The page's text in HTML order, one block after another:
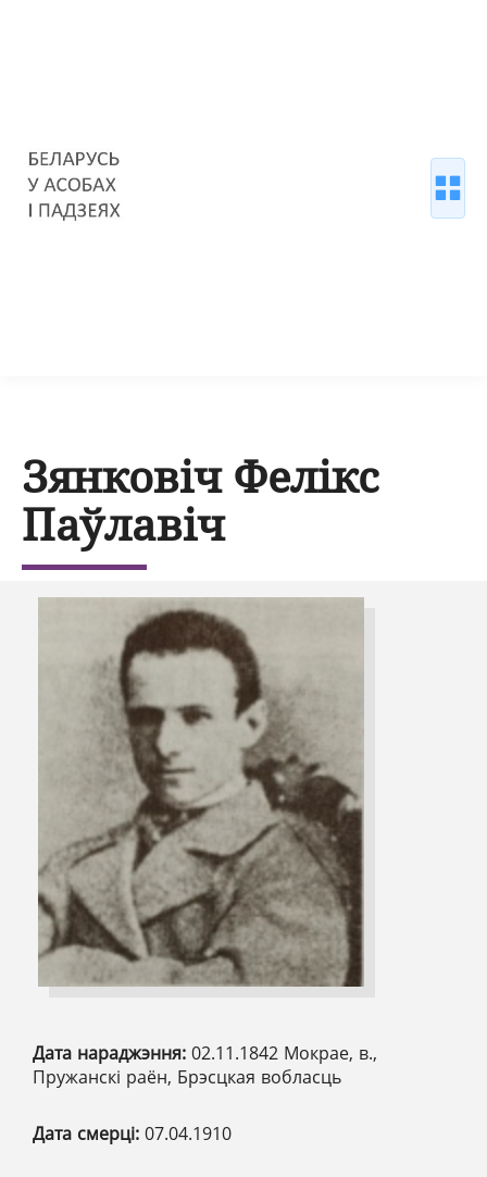
Зянковіч Фелікс
Паўлавіч
Дата нараджэння: 02.11.1842 Мокрае, в.,
Пружанскі раён, Брэсцкая вобласць
Дата смерці: 07.04.1910